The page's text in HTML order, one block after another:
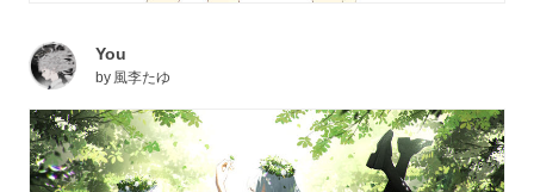
You
by 風李たゆ